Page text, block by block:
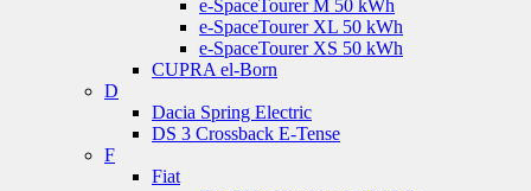
e-SpaceTourer M 50 kWh
e-SpaceTourer XL 50 kWh
e-SpaceTourer XS 50 kWh
CUPRA el-Born
D
Dacia Spring Electric
DS 3 Crossback E-Tense
F
Fiat